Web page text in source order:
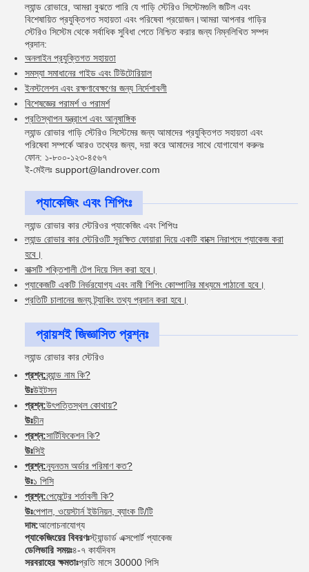
ল্যান্ড রোভারে, আমরা বুঝতে পারি যে গাড়ি স্টেরিও সিস্টেমগুলি জটিল এবং
বিশেষায়িত প্রযুক্তিগত সহায়তা এবং পরিষেবা প্রয়োজন।আমরা আপনার গাড়ির
স্টেরিও সিস্টেম থেকে সর্বাধিক সুবিধা পেতে নিশ্চিত করার জন্য নিম্নলিখিত সম্পদ
প্রদান:
অনলাইন প্রযুক্তিগত সহায়তা
সমস্যা সমাধানের গাইড এবং টিউটোরিয়াল
ইনস্টলেশন এবং রক্ষণাবেক্ষণের জন্য নির্দেশাবলী
বিশেষজ্ঞের পরামর্শ ও পরামর্শ
প্রতিস্থাপন যন্ত্রাংশ এবং আনুষাঙ্গিক
ল্যান্ড রোভার গাড়ি স্টেরিও সিস্টেমের জন্য আমাদের প্রযুক্তিগত সহায়তা এবং
পরিষেবা সম্পর্কে আরও তথ্যের জন্য, দয়া করে আমাদের সাথে যোগাযোগ করুনঃ
ফোন: ১-৮০০-১২৩-৪৫৬৭
ই-মেইলঃ support@landrover.com
প্যাকেজিং এবং শিপিংঃ
ল্যান্ড রোভার কার স্টেরিওর প্যাকেজিং এবং শিপিংঃ
ল্যান্ড রোভার কার স্টেরিওটি সুরক্ষিত ফোয়ারা দিয়ে একটি বাক্সে নিরাপদে প্যাকেজ করা
হবে।
বাক্সটি শক্তিশালী টেপ দিয়ে সিল করা হবে।
প্যাকেজটি একটি নির্ভরযোগ্য এবং নামী শিপিং কোম্পানির মাধ্যমে পাঠানো হবে।
প্রতিটি চালানের জন্য ট্র্যাকিং তথ্য প্রদান করা হবে।
প্রায়শই জিজ্ঞাসিত প্রশ্নঃ
ল্যান্ড রোভার কার স্টেরিও
প্রশ্ন:ব্র্যান্ড নাম কি?
উঃউইটসন
প্রশ্ন:উৎপত্তিস্থল কোথায়?
উঃচীন
প্রশ্ন:সার্টিফিকেশন কি?
উঃসিই
প্রশ্ন:ন্যূনতম অর্ডার পরিমাণ কত?
উঃ১ পিসি
প্রশ্ন:পেমেন্টের শর্তাবলী কি?
উঃপেপাল, ওয়েস্টার্ন ইউনিয়ন, ব্যাংক টি/টি
দাম:আলোচনাযোগ্য
প্যাকেজিংয়ের বিবরণঃস্ট্যান্ডার্ড এক্সপোর্ট প্যাকেজ
ডেলিভারি সময়ঃ৪-৭ কার্যদিবস
সরবরাহের ক্ষমতাঃপ্রতি মাসে 30000 পিসি